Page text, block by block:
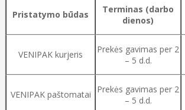
Pristatymo būdas
Terminas (darbo
dienos)
VENIPAK kurjeris
Prekės gavimas per 2
– 5 d.d.
VENIPAK paštomatai
Prekės gavimas per 2
– 5 d.d.